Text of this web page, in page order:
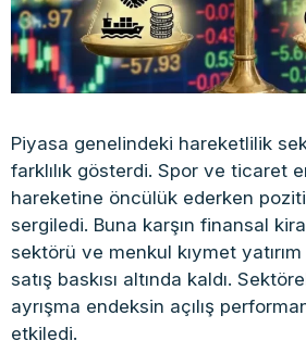
Piyasa genelindeki hareketlilik
farklılık gösterdi. Spor ve ticaret
hareketine öncülük ederken
sergiledi. Buna karşın finansal
sektörü ve menkul kıymet
satış baskısı altında kaldı.
ayrışma endeksin açılış
etkiledi.